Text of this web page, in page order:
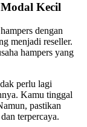
Kecil
dengan
menjadi reseller.
hampers yang
perlu lagi
Kamu tinggal
pastikan
terpercaya.